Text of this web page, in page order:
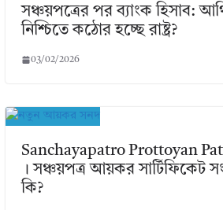
সঞ্চয়পত্রের পর ব্যাংক হিসাব:
নিশ্চিতে কঠোর হচ্ছে রাষ্ট্র?
03/02/2026
Sanchayapatro Prottoyan
। সঞ্চয়পত্র আয়কর সার্টিফিকেট
কি?